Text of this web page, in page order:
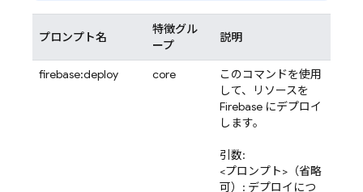
プロンプト名
特徴グル
ープ
説明
firebase:deploy core
このコマンドを使用
して、リソースを
Firebase にデプロイ
します。
引数:
<プロンプト>（省略
可）: デプロイにつ